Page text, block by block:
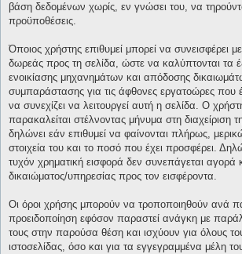
βάση δεδομένων χωρίς, εν γνώσει του, να
προϋποθέσεις.
Όποιος χρήστης επιθυμεί μπορεί να συνεισφέρει
δωρεάς προς τη σελίδα, ώστε να καλύπτονται τα
ενοικίασης μηχανημάτων και απόδοσης
συμπαράστασης για τις άφθονες εργατοώρες που
να συνεχίζει να λειτουργεί αυτή η σελίδα. Ο
παρακαλείται στέλνοντας μήνυμα στη διαχείριση
δηλώνει εάν επιθυμεί να φαίνονται πλήρως,
στοιχεία του και το ποσό που έχει προσφέρει.
τυχόν χρηματική εισφορά δεν συνεπάγεται αγορά
δικαιώματος/υπηρεσίας προς τον εισφέροντα.
Οι όροι χρήσης μπορούν να τροποποιηθούν ανά
προειδοποίηση εφόσον παραστεί ανάγκη με
τους στην παρούσα θέση και ισχύουν για όλους
ιστοσελίδας, όσο και για τα εγγεγραμμένα μέλη